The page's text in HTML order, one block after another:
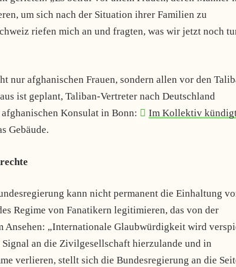
um sich nach der Situation ihrer Familien zu
riefen mich an und fragten, was wir jetzt noch
nur afghanischen Frauen, sondern allen vor den
ist geplant, Taliban-Vertreter nach Deutschland
Konsulat in Bonn:
Im Kollektiv
Gebäude.
kann nicht permanent die Einhaltung
Regime von Fanatikern legitimieren, das von der
Ansehen: „Internationale Glaubwürdigkeit wird
an die Zivilgesellschaft hierzulande und in
verlieren, stellt sich die Bundesregierung an die